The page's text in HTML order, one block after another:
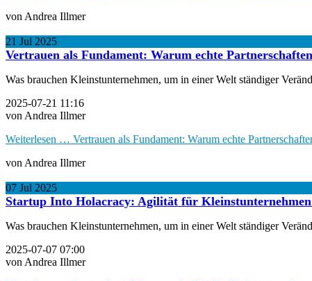
von Andrea Illmer
21 Jul 2025
Vertrauen als Fundament: Warum echte
Was brauchen Kleinstunternehmen, um in einer Welt ständiger
2025-07-21 11:16
von Andrea Illmer
Weiterlesen … Vertrauen als Fundament: Warum echte
von Andrea Illmer
07 Jul 2025
Startup Into Holacracy: Agilität für Kleinstunternehmen
Was brauchen Kleinstunternehmen, um in einer Welt ständiger
2025-07-07 07:00
von Andrea Illmer